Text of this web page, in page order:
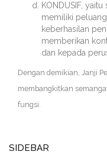
KONDUSIF,
memiliki
keberhasilan
memberikan
dan kepada
Dengan demikian, Janji
membangkitkan
fungsi.
SIDEBAR